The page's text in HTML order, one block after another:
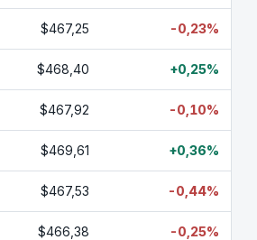
$467,25 -0,23%
$468,40 +0,25%
$467,92 -0,10%
$469,61 +0,36%
$467,53 -0,44%
$466,38 -0,25%